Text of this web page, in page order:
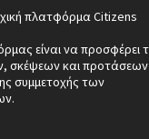
πλατφόρμα Citizens
είναι να προσφέρει
σκέψεων και
συμμετοχής των